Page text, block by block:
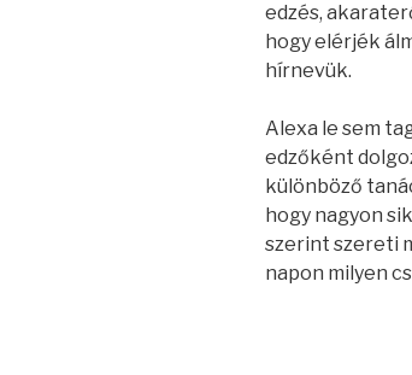
edzés,
hogy elérjék
hírnevük.
Alexa le sem
edzőként
különböző
hogy nagyon
szerint szereti
napon milyen